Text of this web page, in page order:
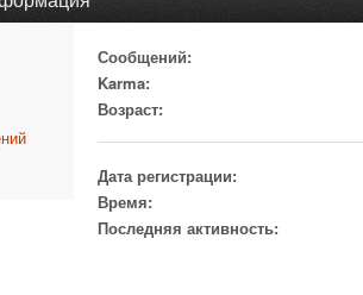
Сообщений:
Karma:
Возраст:
Дата регистрации:
Время:
Последняя активность: